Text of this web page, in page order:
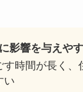
影響を与えや
す時間が長く、
い